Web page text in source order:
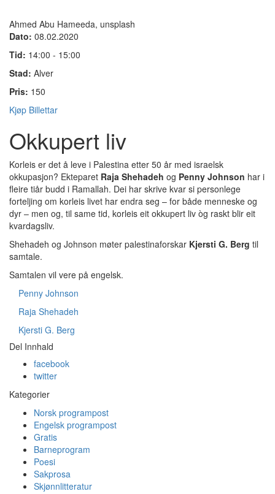
Ahmed Abu Hameeda, unsplash
Dato: 08.02.2020
Tid: 14:00 - 15:00
Stad: Alver
Pris: 150
Kjøp Billettar
Okkupert liv
Korleis er det å leve i Palestina etter 50 år med israelsk
okkupasjon? Ekteparet Raja Shehadeh og Penny Johnson har i
fleire tiår budd i Ramallah. Dei har skrive kvar si personlege
forteljing om korleis livet har endra seg – for både menneske og
dyr – men og, til same tid, korleis eit okkupert liv òg raskt blir eit
kvardagsliv.
Shehadeh og Johnson møter palestinaforskar Kjersti G. Berg til
samtale.
Samtalen vil vere på engelsk.
Penny Johnson
Raja Shehadeh
Kjersti G. Berg
Del Innhald
facebook
twitter
Kategorier
Norsk programpost
Engelsk programpost
Gratis
Barneprogram
Poesi
Sakprosa
Skjønnlitteratur